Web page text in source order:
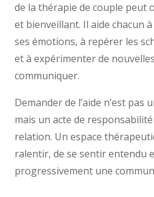
de la thérapie de couple peut
et bienveillant. Il aide chacun
ses émotions, à repérer les
et à expérimenter de
communiquer.
Demander de l’aide n’est pas
mais un acte de
relation. Un espace
ralentir, de se sentir entendu
progressivement une